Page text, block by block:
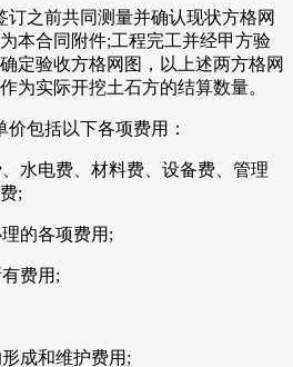
订之前共同测量并确认现状方格网
本合同附件;工程完工并经甲方验
定验收方格网图，以上述两方格网
为实际开挖土石方的结算数量。
包括以下各项费用：
水电费、材料费、设备费、管理
;
的各项费用;
费用;
成和维护费用;